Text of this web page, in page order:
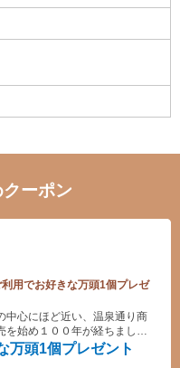
ーポン
用でお好きな万頭1個プレゼ
万頭1個プレゼント
中心にほど近い、温泉通り商
を始め１００年が経ちまし
ンボル烏（からす）にちなん
ゴマ餡の「烏のゆかり」、菖